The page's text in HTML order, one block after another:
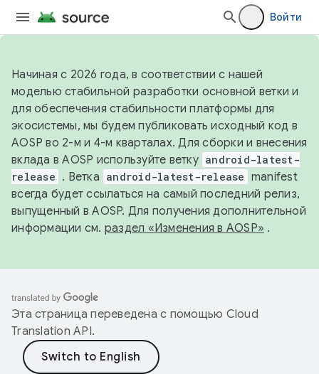
Войти
Начиная с 2026 года, в соответствии с нашей
моделью стабильной разработки основной ветки и
для обеспечения стабильности платформы для
экосистемы, мы будем публиковать исходный код в
AOSP во 2-м и 4-м кварталах. Для сборки и внесения
вклада в AOSP используйте ветку android-latest-
release . Ветка android-latest-release manifest
всегда будет ссылаться на самый последний релиз,
выпущенный в AOSP. Для получения дополнительной
информации см. раздел «Изменения в AOSP» .
Эта страница переведена с помощью Cloud
Translation API.